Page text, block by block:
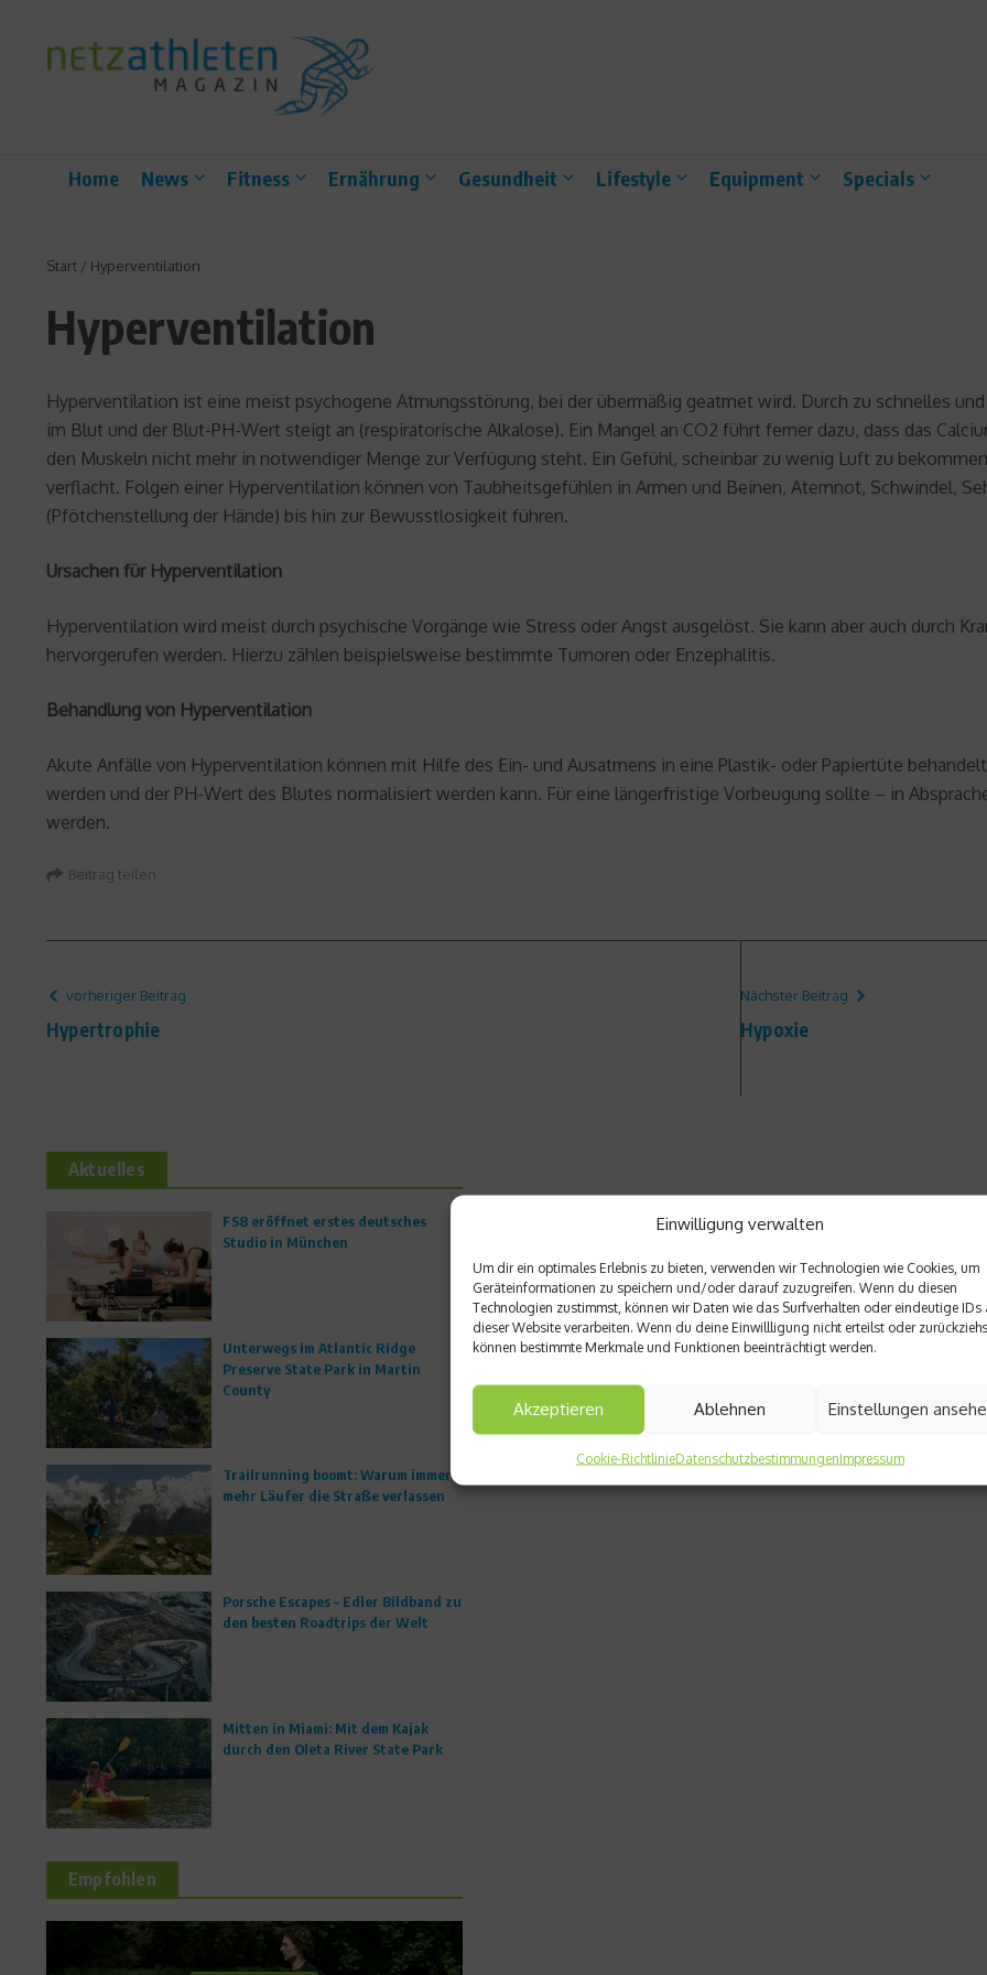
Einwilligung verwalten
Um dir ein optimales Erlebnis zu bieten, verwenden wir Technologien wie Cookies, um
Geräteinformationen zu speichern und/oder darauf zuzugreifen. Wenn du diesen
Technologien zustimmst, können wir Daten wie das Surfverhalten oder eindeutige IDs
dieser Website verarbeiten. Wenn du deine Einwillligung nicht erteilst oder
können bestimmte Merkmale und Funktionen beeinträchtigt werden.
Akzeptieren Ablehnen Einstellungen
Cookie-RichtlinieDatenschutzbestimmungenImpressum
Home News Fitness Ernährung Gesundheit Lifestyle Equipment Specials
Start / Hyperventilation
Hyperventilation
Hyperventilation ist eine meist psychogene Atmungsstörung, bei der übermäßig geatmet wird. Durch zu schnelles
im Blut und der Blut-PH-Wert steigt an (respiratorische Alkalose). Ein Mangel an CO2 führt ferner dazu, dass das
den Muskeln nicht mehr in notwendiger Menge zur Verfügung steht. Ein Gefühl, scheinbar zu wenig Luft zu
verflacht. Folgen einer Hyperventilation können von Taubheitsgefühlen in Armen und Beinen, Atemnot, Schwindel,
(Pfötchenstellung der Hände) bis hin zur Bewusstlosigkeit führen.
Ursachen für Hyperventilation
Hyperventilation wird meist durch psychische Vorgänge wie Stress oder Angst ausgelöst. Sie kann aber auch durch
hervorgerufen werden. Hierzu zählen beispielsweise bestimmte Tumoren oder Enzephalitis.
Behandlung von Hyperventilation
Akute Anfälle von Hyperventilation können mit Hilfe des Ein- und Ausatmens in eine Plastik- oder Papiertüte
werden und der PH-Wert des Blutes normalisiert werden kann. Für eine längerfristige Vorbeugung sollte – in
werden.
Beitrag teilen
vorheriger Beitrag
Hypertrophie
Nächster Beitrag
Hypoxie
Aktuelles
FS8 eröffnet erstes deutsches
Studio in München
Unterwegs im Atlantic Ridge
Preserve State Park in Martin
County
Trailrunning boomt: Warum immer
mehr Läufer die Straße verlassen
Porsche Escapes – Edler Bildband zu
den besten Roadtrips der Welt
Mitten in Miami: Mit dem Kajak
durch den Oleta River State Park
Empfohlen